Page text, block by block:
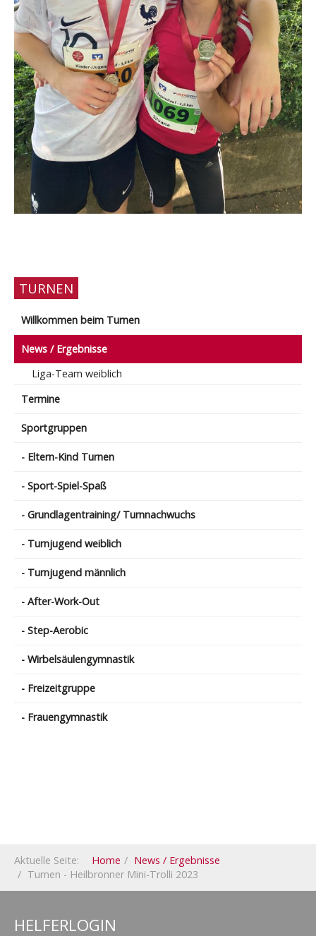
TURNEN
Willkommen beim Turnen
News / Ergebnisse
Liga-Team weiblich
Termine
Sportgruppen
- Eltern-Kind Turnen
- Sport-Spiel-Spaß
- Grundlagentraining/ Turnnachwuchs
- Turnjugend weiblich
- Turnjugend männlich
- After-Work-Out
- Step-Aerobic
- Wirbelsäulengymnastik
- Freizeitgruppe
- Frauengymnastik
Aktuelle Seite: Home
News / Ergebnisse
Turnen - Heilbronner Mini-Trolli 2023
HELFERLOGIN